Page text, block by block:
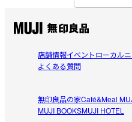
【こちらもおすすめ】
同素材の「
風を通す　ストレ
パンツ」・「風を通す　スト
ー入りなので着脱も楽。ピ
イめカラーがあるといいなぁ
サッカー生地は夏に本当にピ
背中部分がブカブカなのが
みっち
速乾！夏の子供との水遊びに
店舗情報イベントローカル
よくある質問
無印良品の家Café&Meal
MUJI BOOKSMUJI HOTEL